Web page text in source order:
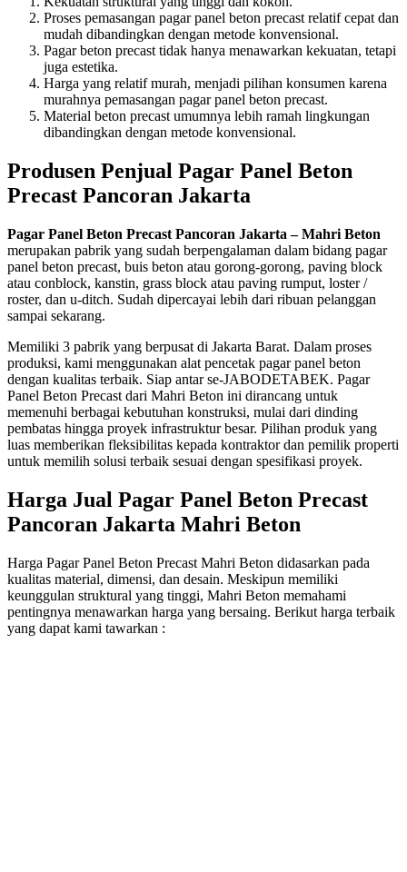
Proses pemasangan pagar panel beton precast relatif cepat dan
mudah dibandingkan dengan metode konvensional.
Pagar beton precast tidak hanya menawarkan kekuatan, tetapi
juga estetika.
Harga yang relatif murah, menjadi pilihan konsumen karena
murahnya pemasangan pagar panel beton precast.
Material beton precast umumnya lebih ramah lingkungan
dibandingkan dengan metode konvensional.
Produsen Penjual Pagar Panel Beton
Precast Pancoran Jakarta
Pagar Panel Beton Precast Pancoran Jakarta – Mahri Beton
merupakan pabrik yang sudah berpengalaman dalam bidang pagar
panel beton precast, buis beton atau gorong-gorong, paving block
atau conblock, kanstin, grass block atau paving rumput, loster /
roster, dan u-ditch. Sudah dipercayai lebih dari ribuan pelanggan
sampai sekarang.
Memiliki 3 pabrik yang berpusat di Jakarta Barat. Dalam proses
produksi, kami menggunakan alat pencetak pagar panel beton
dengan kualitas terbaik. Siap antar se-JABODETABEK. Pagar
Panel Beton Precast dari Mahri Beton ini dirancang untuk
memenuhi berbagai kebutuhan konstruksi, mulai dari dinding
pembatas hingga proyek infrastruktur besar. Pilihan produk yang
luas memberikan fleksibilitas kepada kontraktor dan pemilik properti
untuk memilih solusi terbaik sesuai dengan spesifikasi proyek.
Harga Jual Pagar Panel Beton Precast
Pancoran Jakarta Mahri Beton
Harga Pagar Panel Beton Precast Mahri Beton didasarkan pada
kualitas material, dimensi, dan desain. Meskipun memiliki
keunggulan struktural yang tinggi, Mahri Beton memahami
pentingnya menawarkan harga yang bersaing. Berikut harga terbaik
yang dapat kami tawarkan :